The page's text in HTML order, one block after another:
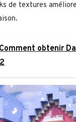
de textures
obtenir